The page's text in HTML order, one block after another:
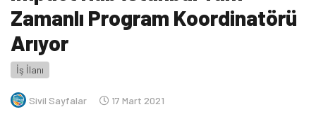
Zamanlı Program Koordinatörü
Arıyor
İş İlanı
Sivil Sayfalar 17 Mart 2021